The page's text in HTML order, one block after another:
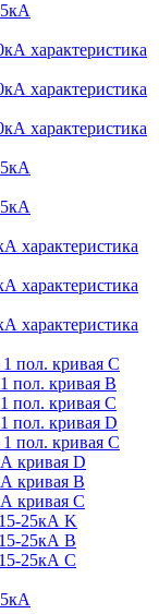
характеристика
характеристика
характеристика
характеристика
характеристика
характеристика
пол. кривая C
пол. кривая B
пол. кривая C
пол. кривая D
пол. кривая C
кривая D
кривая В
кривая С
25кА K
25кА В
25кА С